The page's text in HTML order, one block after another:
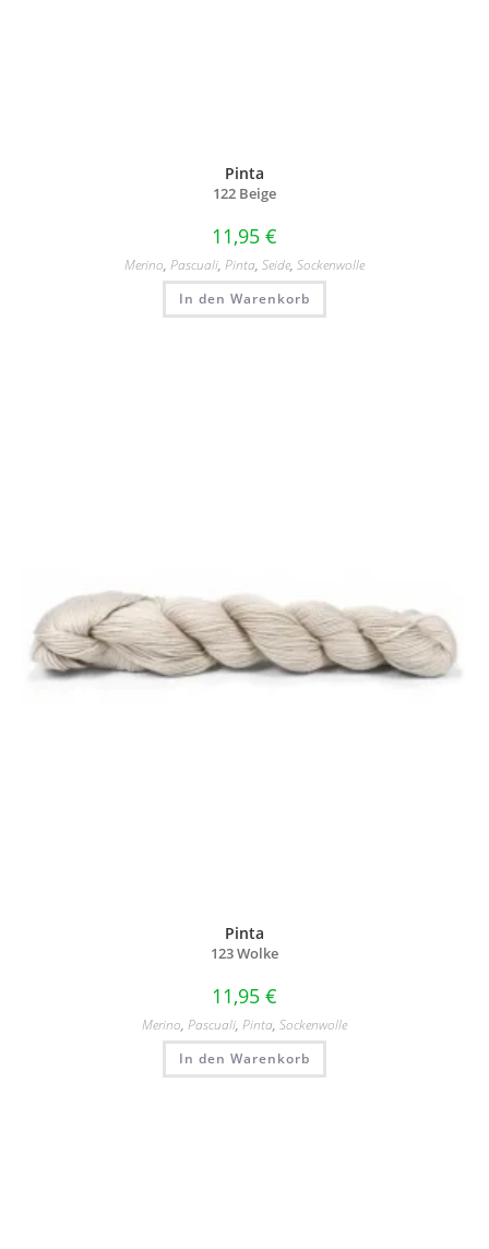
Pinta
122 Beige
11,95 €
Merino, Pascuali, Pinta, Seide, Sockenwolle
In den Warenkorb
Pinta
123 Wolke
11,95 €
Merino, Pascuali, Pinta, Sockenwolle
In den Warenkorb